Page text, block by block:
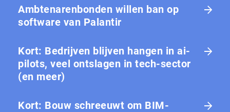
Ambtenarenbonden willen ban op
software van Palantir
Kort: Bedrijven blijven hangen in ai-
pilots, veel ontslagen in tech-sector
(en meer)
Kort: Bouw schreeuwt om BIM-